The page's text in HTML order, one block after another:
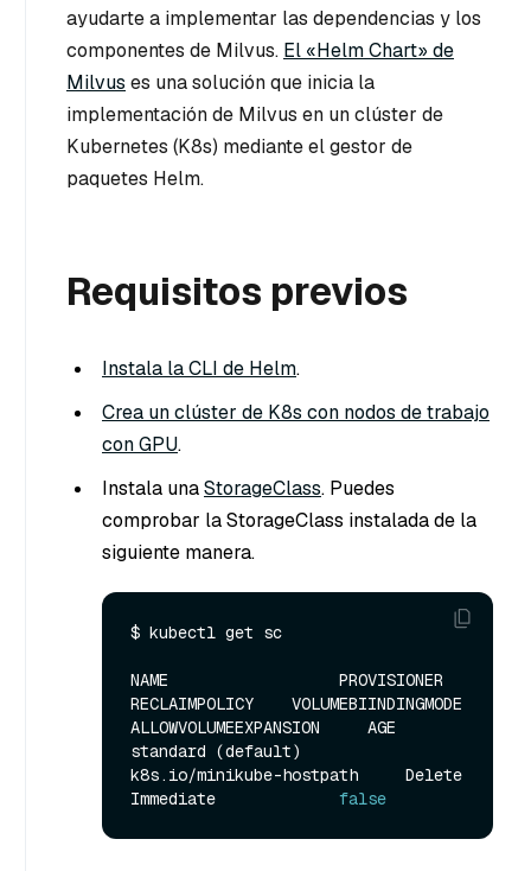
ayudarte a implementar las dependencias y los
componentes de Milvus. El «Helm Chart» de
Milvus es una solución que inicia la
implementación de Milvus en un clúster de
Kubernetes (K8s) mediante el gestor de
paquetes Helm.
Requisitos previos
Instala la CLI de Helm.
Crea un clúster de K8s con nodos de trabajo
con GPU.
Instala unaStorageClass. Puedes
comprobar la StorageClass instalada de la
siguiente manera.
$ kubectl get sc
NAME                  PROVISIONER
RECLAIMPOLICY    VOLUMEBIINDINGMODE
ALLOWVOLUMEEXPANSION     AGE
standard (default)
k8s.io/minikube-hostpath     Delete
Immediate false